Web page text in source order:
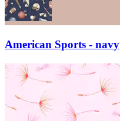
American Sports - navy